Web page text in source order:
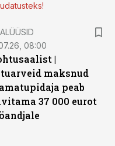
08:00
|
maksnud
peab
37 000 eurot